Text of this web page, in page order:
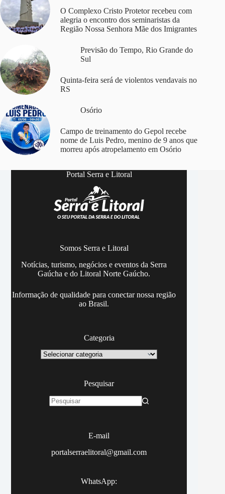
O Complexo Cristo Protetor recebeu com
alegria o encontro dos seminaristas da
Região Nossa Senhora Mãe dos Imigrantes
Previsão do Tempo, Rio Grande do
Sul
Quinta-feira será de violentos vendavais no
RS
Osório
Campo de treinamento do Gepol recebe
nome de Luis Pedro, menino de 9 anos que
morreu após atropelamento em Osório
Portal Serra e Litoral
Somos Serra e Litoral
Notícias, turismo, negócios e eventos da Serra
Gaúcha e do Litoral Norte Gaúcho.
Informação de qualidade para conectar nossa região
ao Brasil.
Categoria
Categoria
Pesquisar
E-mail
portalserraelitoral@gmail.com
WhatsApp: